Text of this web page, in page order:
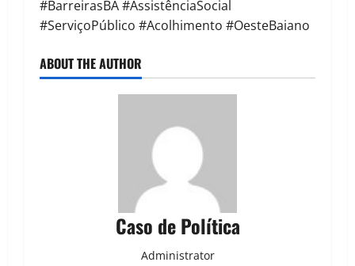
#BarreirasBA #AssistênciaSocial
#ServiçoPúblico #Acolhimento #OesteBaiano
ABOUT THE AUTHOR
Caso de Política
Administrator